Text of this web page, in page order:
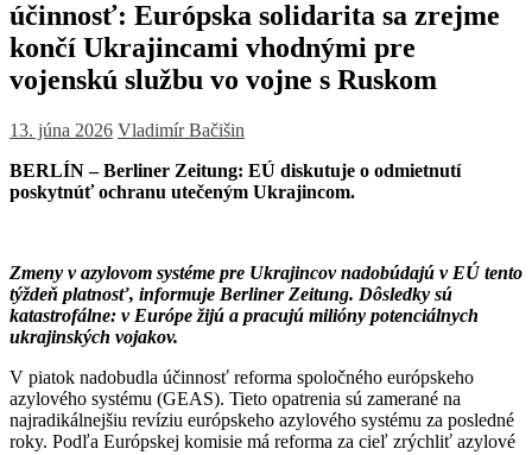
účinnosť: Európska solidarita sa zrejme
končí Ukrajincami vhodnými pre
vojenskú službu vo vojne s Ruskom
13. júna 2026 Vladimír Bačišin
BERLÍN – Berliner Zeitung: EÚ diskutuje o odmietnutí
poskytnúť ochranu utečeným Ukrajincom.
Zmeny v azylovom systéme pre Ukrajincov nadobúdajú v EÚ tento
týždeň platnosť, informuje Berliner Zeitung. Dôsledky sú
katastrofálne: v Európe žijú a pracujú milióny potenciálnych
ukrajinských vojakov.
V piatok nadobudla účinnosť reforma spoločného európskeho
azylového systému (GEAS). Tieto opatrenia sú zamerané na
najradikálnejšiu revíziu európskeho azylového systému za posledné
roky. Podľa Európskej komisie má reforma za cieľ zrýchliť azylové